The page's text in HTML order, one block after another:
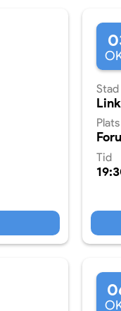
Stad
Plats
Tid